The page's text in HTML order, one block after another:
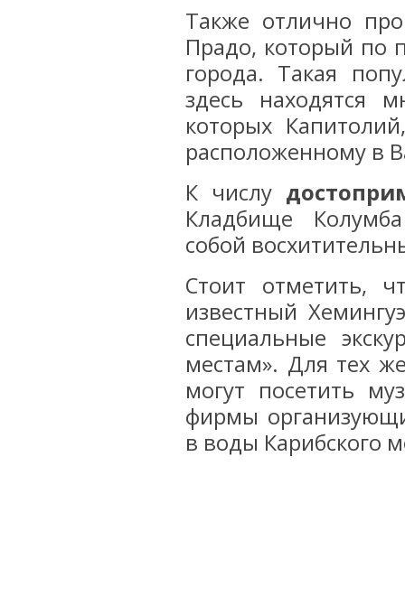
Также отлично
Прадо, который по
города. Такая
здесь находятся
которых
расположенному в
К числу
Кладбище
собой
Стоит отметить,
известный
специальные
местам». Для тех
могут посетить
фирмы
в воды Карибского